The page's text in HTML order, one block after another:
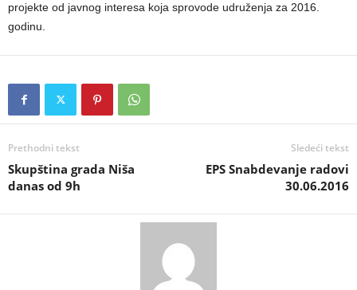
projekte od javnog interesa koja sprovode udruženja za 2016.
godinu.
Prethodni tekst
Skupština grada Niša
danas od 9h
Sledeći tekst
EPS Snabdevanje radovi
30.06.2016